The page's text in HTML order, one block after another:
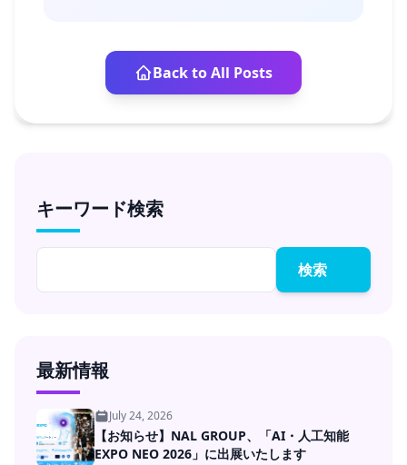
Back to All Posts
キーワード検索
最新情報
July 24, 2026
【お知らせ】NAL GROUP、「AI・人工知能
EXPO NEO 2026」に出展いたします